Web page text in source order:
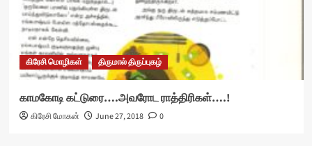
கிரேசி மொழிகள் திருமால் திருப்புகழ்
காமகோடி கட்டுரை….அவரோட ராத்திரிகள்….!
கிரேசி மோகன் June 27, 2018 0